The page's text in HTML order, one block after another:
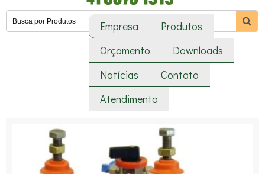
Empresa
Produtos
Orçamento
Downloads
Notícias
Contato
Atendimento